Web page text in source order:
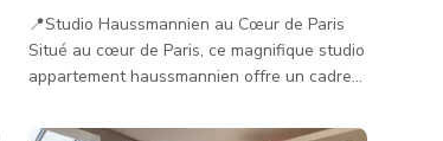
📍Studio Haussmannien au Cœur de Paris
Situé au cœur de Paris, ce magnifique studio
appartement haussmannien offre un cadre
pour les productions photo et film. L'espace